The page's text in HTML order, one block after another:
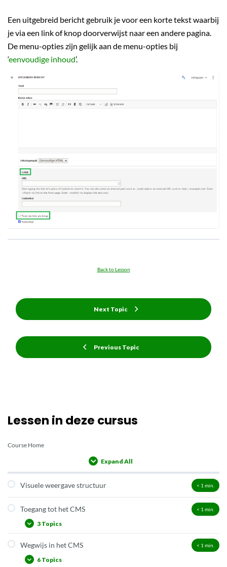
Een uitgebreid bericht gebruik je voor een korte tekst waarbij
je via een link of knop doorverwijst naar een andere pagina.
De menu-opties zijn gelijk aan de menu-opties bij
‘eenvoudige inhoud’.
Previous Topic
Back to Lesson
Next Topic
Lessen in deze cursus
Course Home
Expand All
Visuele weergave structuur < 1 min.
Toegang tot het CMS < 1 min.
3 Topics
Aanmelden
Menu Kijker
Wegwijs in het CMS < 1 min.
6 Topics